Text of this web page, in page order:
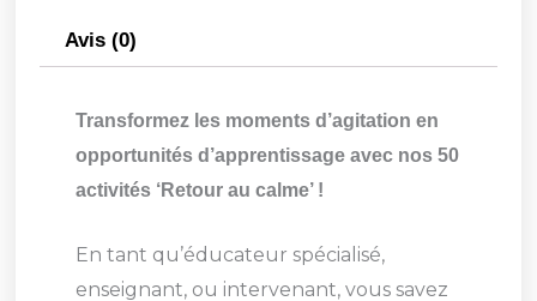
Avis (0)
Transformez les moments d’agitation en
opportunités d’apprentissage avec nos 50
activités ‘Retour au calme’ !
En tant qu’éducateur spécialisé,
enseignant, ou intervenant, vous savez